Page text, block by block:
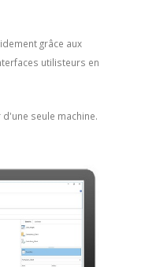
grâce aux
utilisteurs en
seule machine.